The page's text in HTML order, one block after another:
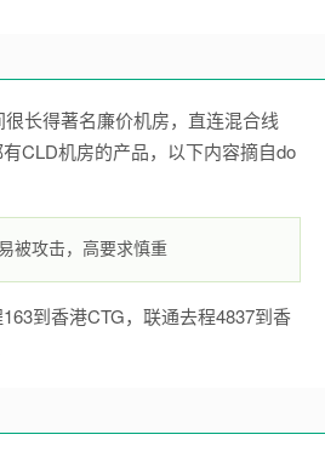
长得著名廉价机房，直连混合线
CLD机房的产品，以下内容摘自do
被攻击，高要求慎重
到香港CTG，联通去程4837到香